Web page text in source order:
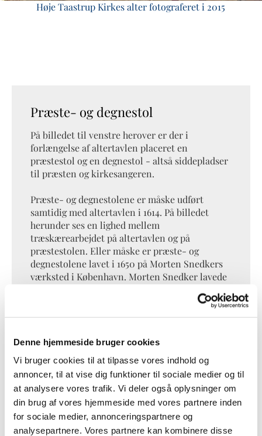
Denne hjemmeside bruger cookies
Vi bruger cookies til at tilpasse vores indhold og
annoncer, til at vise dig funktioner til sociale medier og til
at analysere vores trafik. Vi deler også oplysninger om
din brug af vores hjemmeside med vores partnere inden
for sociale medier, annonceringspartnere og
analysepartnere. Vores partnere kan kombinere disse
Høje Taastrup Kirkes alter fotograferet i 2015
Præste- og degnestol
På billedet til venstre herover er der i
forlængelse af altertavlen placeret en
præstestol og en degnestol - altså siddepladser
til præsten og kirkesangeren.
Præste- og degnestolene er måske udført
samtidig med altertavlen i 1614. På billedet
herunder ses en lighed mellem
træskærearbejdet på altertavlen og på
præstestolen. Eller måske er præste- og
degnestolene lavet i 1650 på Morten Snedkers
værksted i København. Morten Snedker lavede
tilsvarende stole til Søllerød og Lyngby kirker.
Præste- og degnestolene er på et tidspunkt i
de kunne være de forreste kirkebænke.
Ændringer på altertavlen
Altertavlens store billede af Jesus, som bærer